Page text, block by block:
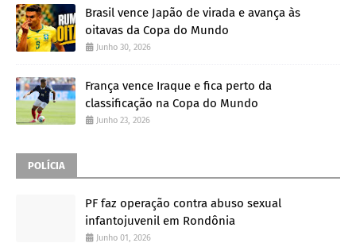
Brasil vence Japão de virada e avança às
oitavas da Copa do Mundo
Junho 30, 2026
França vence Iraque e fica perto da
classificação na Copa do Mundo
Junho 23, 2026
POLÍCIA
PF faz operação contra abuso sexual
infantojuvenil em Rondônia
Junho 01, 2026